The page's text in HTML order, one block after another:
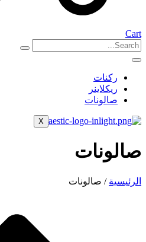
Cart
ركنات
ريكلاينر
صالونات
X
صالونات
الرئيسية/ صالونات